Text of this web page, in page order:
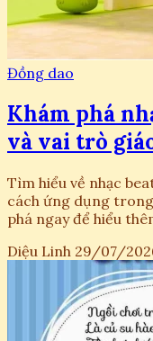
Đồng dao
Khám phá
và vai trò
Tìm hiểu về nhạc
cách ứng dụng
phá ngay để hiểu
Diệu Linh 29/07/